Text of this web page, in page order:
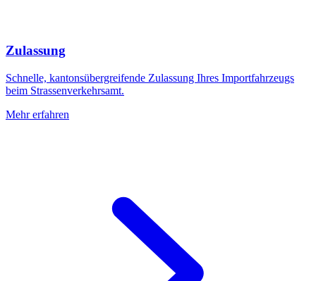
Zulassung
Schnelle, kantonsübergreifende Zulassung Ihres Importfahrzeugs
beim Strassenverkehrsamt.
Mehr erfahren